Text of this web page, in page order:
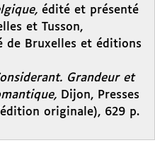
édité et présenté
et Tusson,
de Bruxelles et éditions
Grandeur et
Dijon, Presses
originale), 629 p.